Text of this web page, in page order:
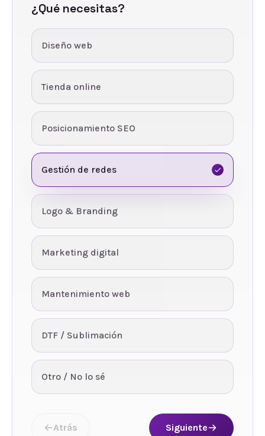
¿Qué necesitas?
Diseño web
Tienda online
Posicionamiento SEO
Gestión de redes
Logo & Branding
Marketing digital
Mantenimiento web
DTF / Sublimación
Otro / No lo sé
Atrás Siguiente